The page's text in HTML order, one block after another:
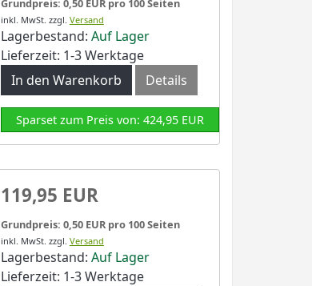
inkl. MwSt. zzgl. Versand
Lagerbestand: Auf Lager
Lieferzeit: 1-3 Werktage
In den Warenkorb
Details
Sparset zum Preis von: 424,95 EUR
119,95 EUR
Grundpreis: 0,50 EUR pro 100 Seiten
inkl. MwSt. zzgl. Versand
Lagerbestand: Auf Lager
Lieferzeit: 1-3 Werktage